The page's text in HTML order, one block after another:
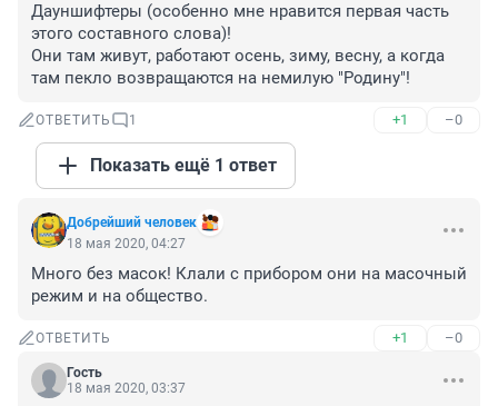
Дауншифтеры (особенно мне нравится первая часть
этого составного слова)!
Они там живут, работают осень, зиму, весну, а когда
там пекло возвращаются на немилую "Родину"!
ОТВЕТИТЬ 1 +1 –0
Показать ещё 1 ответ
Добрейший человек
18 мая 2020, 04:27
Много без масок! Клали с прибором они на масочный
режим и на общество.
ОТВЕТИТЬ +1 –0
Гость
18 мая 2020, 03:37